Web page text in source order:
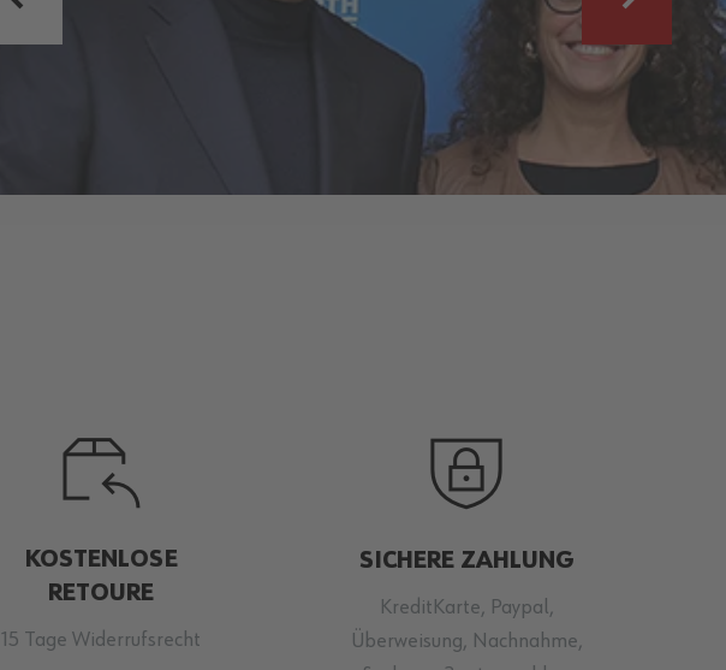
KOSTENLOSE
RETOURE
15 Tage Widerrufsrecht
SICHERE ZAHLUNG
KreditKarte, Paypal,
Überweisung, Nachnahme,